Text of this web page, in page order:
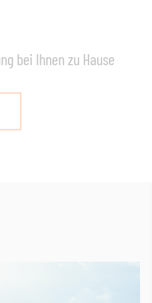
bei Ihnen zu Hause